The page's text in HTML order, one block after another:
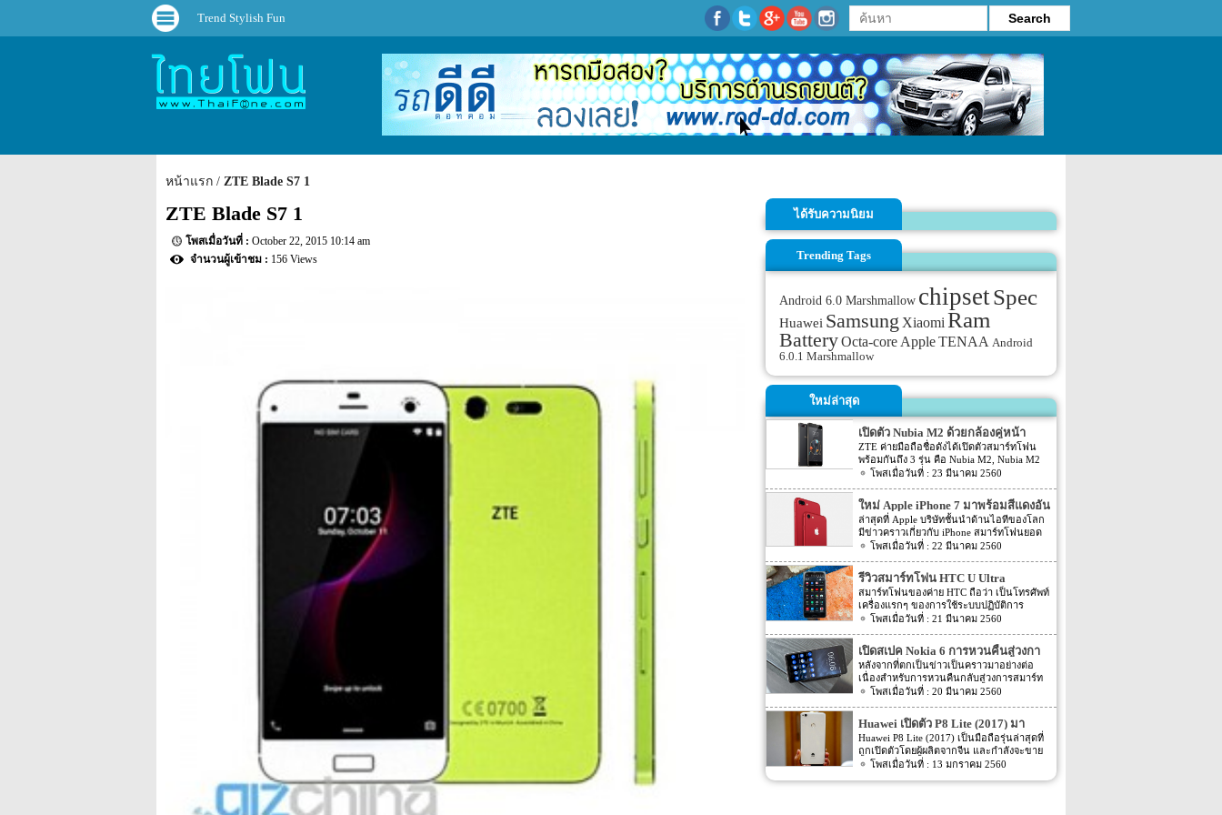
Trend Stylish Fun
หน้าแรก ZTE Blade S7 1
ZTE Blade S7 1
October 22, 2015 10:14 am
156 Views
ได้รับความนิยม
Trending Tags
Android 6.0 Marshmallow chipsetSpec
Huawei Samsung Xiaomi Ram
BatteryOcta-coreAppleTENAA Android
6.0.1 Marshmallow
ใหม่ล่าสุด
เปิดตัว Nubia M2 ด้วยกล้องคู่หน้า
ZTE ค่ายมือถือชื่อดังได้เปิดตัวสมาร์ทโฟน
พร้อมกันถึง 3 รุ่น คือ Nubia M2, Nubia M2
Lite และ Nubia N2 ซึ่งแต่ละรุ่นก็มีความน่า
นี้เราจะมารีวิวให้ท่านได้รู้จักกับ Nubia M2
ที่มีจุดขายตรงกล้องหน้าที่มาเป็นคู่ นอกจาก
กล้องหน้าที่มาเป็นคู่แล้วยังมีส่วนอื่นๆ ที่น่า
สนใจอีก Nubia M2 ใช้กล้องหน้าแบบคู่ที่มี
ความละเอียดสูงถึง 13MP มีรูรับแสง f 2.2
กล้องหน้าสำหรับการเซลฟี่มีความละเอียด
16MP พร้อมกับรูรับแสง f/2.0 กล้องหน้า
สามารถจับภาพได้กว้างถึง 80 องศา นั้นจะ
ทำให้การถ่ายรูปเซลฟี่ได้กว้างมากยิ่งขึ้น
หน้าจอเป็นแบบ AMOLED มีความละเอียดสูง
ถึง 1080p ขนาด 5.5 นิ้ว ระบบประมวลผล
การทำงานจะเป็นชิปเซ็ต Snapdragon 625
เป็นชิปประมวลผลของ Qualcomm ใช้ RAM
4GB หน่วยความจำมีให้เลือกอยู่ 2 ขนาด คือ
[…]
23 มีนาคม 2560
ใหม่ Apple iPhone 7 มาพร้อมสีแดงอัน
ร้อนแรง
ล่าสุดที่ Apple บริษัทชั้นนำด้านไอทีของโลก
มีข่าวคราวเกี่ยวกับ iPhone สมาร์ทโฟนยอด
ฮิตในประเทศไทยและทั่วโลก และในช่วงที่
อาจจะพลาดโอกาสได้สัมผัสเทคโนโลยีอัน
ทันสมัยในคราวนั้น แต่ก็ถือว่า เป็นความโชค
ดีที่คุณกำลังจะได้สัมผัสกับ iPhone 7 ที่มา
พร้อมการออกแบบสีของบอดี้ด้วยสีแดงอัน
ร้อนแรง เร้าใจแบบสุดๆ ทำให้สาวกของ
Apple กระเป๋าสั่นกันเลยทีเดียว การออกแบบ
iPhone 7 สีแดง ได้แรงบันดาลใจมาจากการ
กุศลของ iGadget ซึ่งปกติแล้ว การปรับแต่ง
Apple จะให้บริษัทข้างนอกช่วยในการปรับ
แต่งให้ แต่บอดี้นี้สีนี้ Apple ลงแรงปรับแต่งเอง
สีแดงอันร้อนแรง Apple จะจับความร้อนแรง
ลงไปใน iPhone 7 และ iPhone 7 Plus ทาง
บริษัท Apple ได้กำหนดวันจำหน่ายในวันศุกร์
ที่ 24 มีนาคม 2560 ที่จะถึงนี้ เวลาในการเปิด
ขายเป็นเวลาช่วงเช้าประมาณ 8.01 น. (เป็น
เวลาในฝั่งประเทศแถบแปซิฟิก) การเปิดตัว
22 มีนาคม 2560
รีวิวสมาร์ทโฟน HTC U Ultra
สมาร์ทโฟนของค่าย HTC ถือว่า เป็นโทรศัพท์
เครื่องแรกๆ ของการใช้ระบบปฏิบัติการ
Android หลายคนน่าจะจำได้ ในช่วงนั้นมี
Bird ที่ฮิตกันทั่วบ้านทั่วเมือง สมาร์ทโฟนหนึ่ง
ในที่สามารถเล่นเกมส์ Angry Bird นี้ได้ ก็คือ
สมาร์ทโฟนจากค่าย HTC หลังจากนั้น HTC
ก็ได้มีการพัฒนาสมาร์ทโฟนขึ้นมาอีก
มากมาย ล่าสุดได้เตรียมปล่อยรุ่นใหม่ อย่าง
HTC U Ultra HTC U Ultra มาพร้อมกับหน้า
จอ Super LCD5 มีขนาด 5.7 นิ้ว หน้าจอเป็น
แบบ Gorilla Glass 5 ซึ่งเป็นหน้าจอใหม่ที่
สามารถป้องกันรอยขีดข่วนได้ ความละเอียด
ของภาพสูงถึง 1,040 X 2,560 พิกเซล
(513ppi) ใช้ชิปประมวลผล Snapdragon 820
ที่มีความเร็วให้เลือกถึง 2 แบบ คือ 2.15GHz
21 มีนาคม 2560
เปิดสเปค Nokia 6 การหวนคืนสู่วงกา
รสมาร์ทโฟน
หลังจากที่ตกเป็นข่าวเป็นคราวมาอย่างต่อ
เนื่องสำหรับการหวนคืนกลับสู่วงการสมาร์ท
โฟน อย่างสมาร์ทโฟนในแบรนด์ Nokia ครั้ง
เอาสมาร์ทโฟนรุ่นนี้ไปทดสอบในห้องปฏิบัติ
การ Nokia 6 เปิดตัวรุ่นแรกภายใต้ชื่อรุ่น TA-
1000 ซึ่งจะมีความน่าสนใจทั้งในเรื่องของ
ซอฟต์แวร์และวัสดุอุปกรณ์ที่นำมาผลิตต่างๆ
Nokia 6 ไม่ได้เป็นสมาร์ทโฟนระดับสูง แต่จะ
เป็นสมาร์ทโฟนราคากลางๆ ที่เตรียมตัวจะมา
20 มีนาคม 2560
Huawei เปิดตัว P8 Lite (2017) มา
พร้อมหน้าจอ 1080p ชิพเซ็ท Kirin
655
Huawei P8 Lite (2017) เป็นมือถือรุ่นล่าสุดที่
ถูกเปิดตัวโดยผู้ผลิตจากจีน และกำลังจะขาย
ในตลาดยุโรปบางประเทศในเร็วๆ นี้ แต่การ
13 มกราคม 2560